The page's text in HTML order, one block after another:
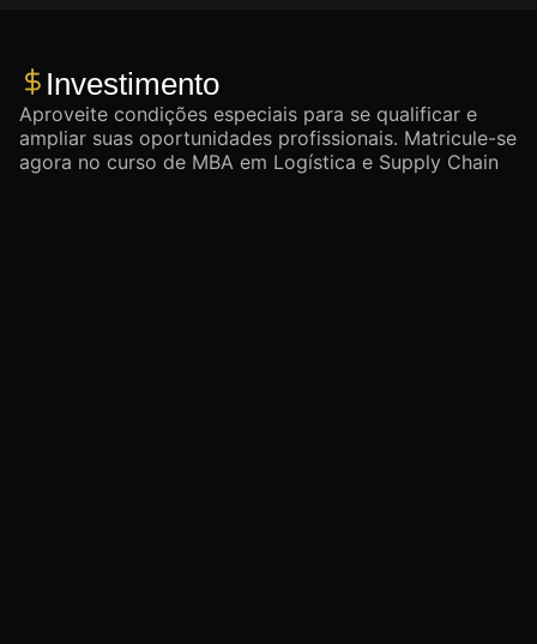
Investimento
Aproveite condições especiais para se qualificar e
ampliar suas oportunidades profissionais. Matricule-se
agora no curso de MBA em Logística e Supply Chain